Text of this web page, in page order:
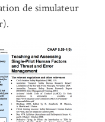
de simulateur